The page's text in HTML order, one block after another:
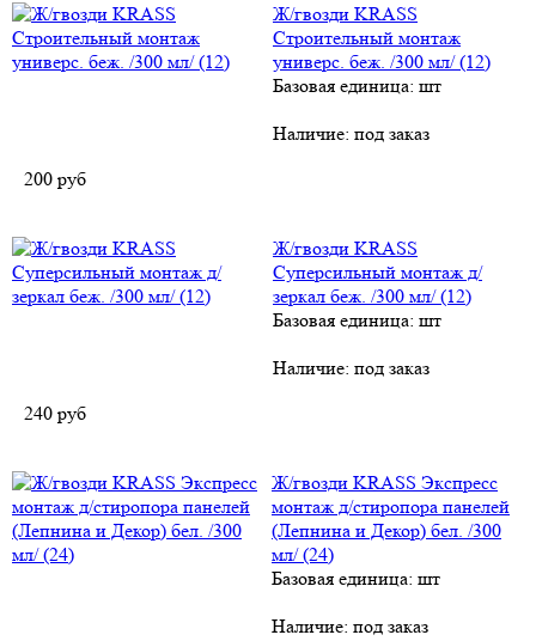
Ж/гвозди KRASS
Строительный монтаж
универс. беж. /300 мл/ (12)
Базовая единица: шт
Наличие: под заказ
200 руб
Ж/гвозди KRASS
Суперсильный монтаж д/
зеркал беж. /300 мл/ (12)
Базовая единица: шт
Наличие: под заказ
240 руб
Ж/гвозди KRASS Экспресс
монтаж д/стиропора панелей
(Лепнина и Декор) бел. /300
мл/ (24)
Базовая единица: шт
Наличие: под заказ